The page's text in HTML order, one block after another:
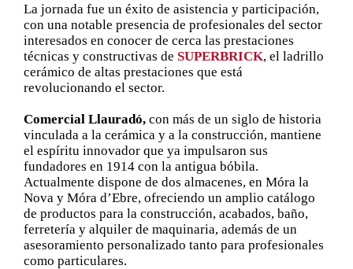
La jornada fue un éxito de asistencia y participación,
con una notable presencia de profesionales del sector
interesados en conocer de cerca las prestaciones
técnicas y constructivas de SUPERBRICK, el ladrillo
cerámico de altas prestaciones que está
revolucionando el sector.
Comercial Llauradó, con más de un siglo de historia
vinculada a la cerámica y a la construcción, mantiene
el espíritu innovador que ya impulsaron sus
fundadores en 1914 con la antigua bóbila.
Actualmente dispone de dos almacenes, en Móra la
Nova y Móra d’Ebre, ofreciendo un amplio catálogo
de productos para la construcción, acabados, baño,
ferretería y alquiler de maquinaria, además de un
asesoramiento personalizado tanto para profesionales
como particulares.